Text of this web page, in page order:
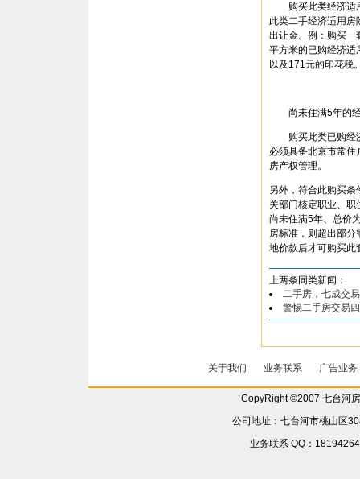
购买此类经济适用
此类二手经济适用
出让金。例：购买
平方米的已购经济
以及171元的印花税
尚未住满5年的经
购买此类已购经济
必须具备北京市常
房产权管理。
另外，符合此购买
关部门核定职业、
尚未住满5年、总价
房标准，则超出部
地价款后才可购买此
上两条同类新闻：
二手房，七成交易
警惕二手房交易
关于我们 业务联系 广告业务
CopyRight ©2007 七台河
公司地址：七台河市桃山区
业务联系 QQ：